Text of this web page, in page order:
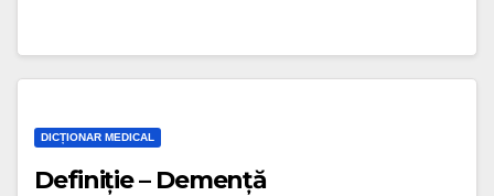
DICȚIONAR MEDICAL
Definiție – Demență